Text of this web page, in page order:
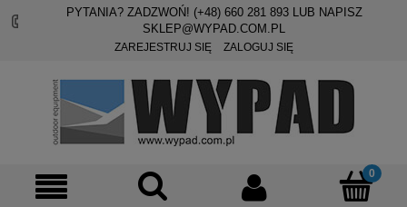
PYTANIA? ZADZWOŃ! (+48) 660 281 893LUB NAPISZ
SKLEP@WYPAD.COM.PL
ZAREJESTRUJ SIĘ ZALOGUJ SIĘ